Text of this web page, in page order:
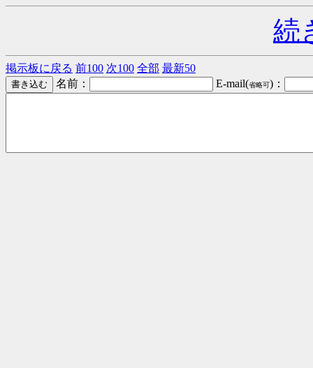
続
掲示板に戻る 前100 次100 全部 最新50
名前：
E-mail(省略可)：